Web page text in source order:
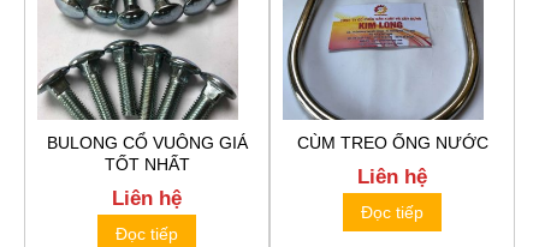
BULONG CỔ VUÔNG GIÁ
TỐT NHẤT
Liên hệ
Đọc tiếp
CÙM TREO ỐNG NƯỚC
Liên hệ
Đọc tiếp